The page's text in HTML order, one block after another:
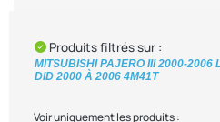
Produits filtrés sur :
MITSUBISHI PAJERO III 2000-2006
DID 2000 À 2006 4M41T
Voir uniquement les produits :